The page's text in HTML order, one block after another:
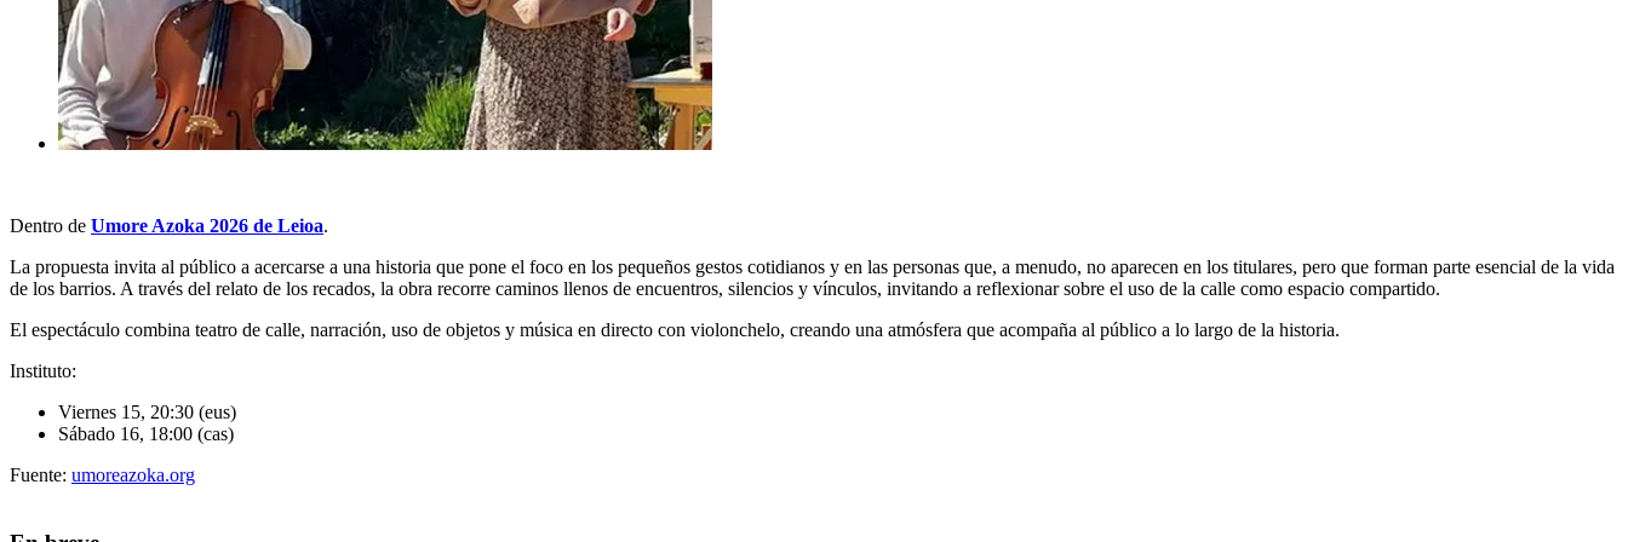
Dentro de Umore Azoka 2026 de Leioa.
La propuesta invita al público a acercarse a una historia que pone el foco en los pequeños gestos cotidianos y en las personas que, a menudo, no aparecen en los titulares, pero que forman parte esencial de la vida
de los barrios. A través del relato de los recados, la obra recorre caminos llenos de encuentros, silencios y vínculos, invitando a reflexionar sobre el uso de la calle como espacio compartido.
El espectáculo combina teatro de calle, narración, uso de objetos y música en directo con violonchelo, creando una atmósfera que acompaña al público a lo largo de la historia.
Instituto:
Viernes 15, 20:30 (eus)
Sábado 16, 18:00 (cas)
Fuente: umoreazoka.org